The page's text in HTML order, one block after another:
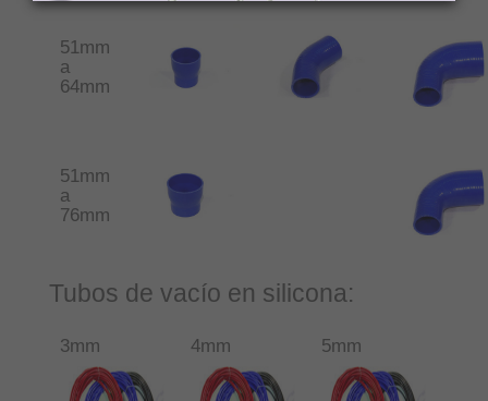
51mm
a
64mm
51mm
a
76mm
Tubos de vacío en silicona:
3mm 4mm 5mm